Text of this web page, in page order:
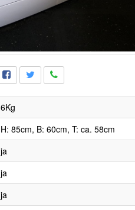
6Kg
H: 85cm, B: 60cm, T: ca. 58cm
ja
ja
ja